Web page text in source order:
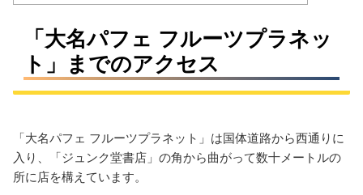
「大名パフェ フルーツプラネッ
ト」までのアクセス
「大名パフェ フルーツプラネット」は国体道路から西通りに
入り、「ジュンク堂書店」の角から曲がって数十メートルの
所に店を構えています。